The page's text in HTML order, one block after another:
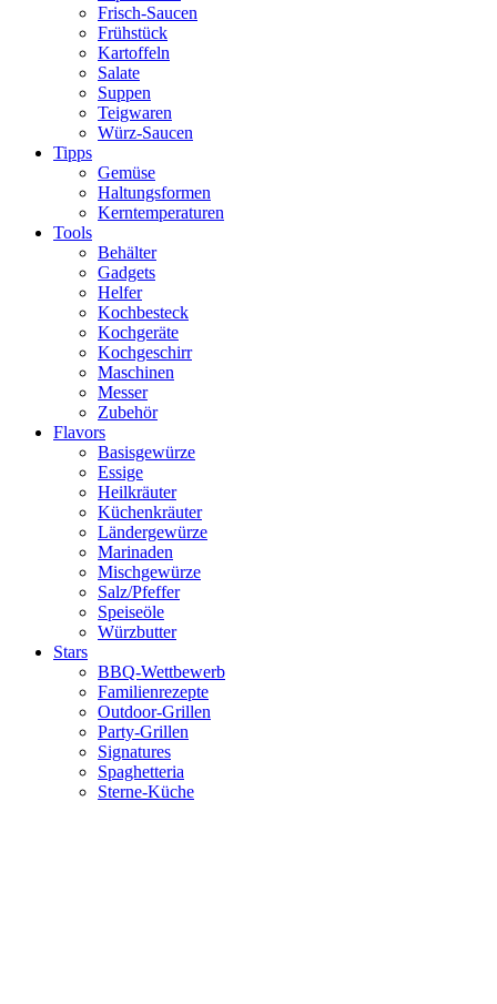
Frisch-Saucen
Frühstück
Kartoffeln
Salate
Suppen
Teigwaren
Würz-Saucen
Tipps
Gemüse
Haltungsformen
Kerntemperaturen
Tools
Behälter
Gadgets
Helfer
Kochbesteck
Kochgeräte
Kochgeschirr
Maschinen
Messer
Zubehör
Flavors
Basisgewürze
Essige
Heilkräuter
Küchenkräuter
Ländergewürze
Marinaden
Mischgewürze
Salz/Pfeffer
Speiseöle
Würzbutter
Stars
BBQ-Wettbewerb
Familienrezepte
Outdoor-Grillen
Party-Grillen
Signatures
Spaghetteria
Sterne-Küche